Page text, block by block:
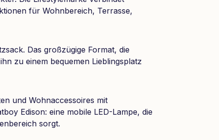
für Wohnbereich, Terrasse,
Das großzügige Format, die
zu einem bequemen Lieblingsplatz
und Wohnaccessoires mit
Edison: eine mobile LED-Lampe, die
sorgt.